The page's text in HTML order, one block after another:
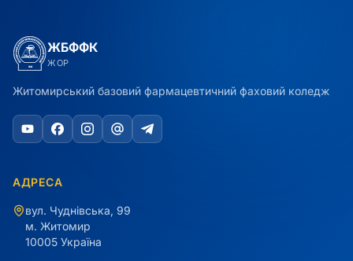
ЖБФФК
ЖОР
Житомирський базовий фармацевтичний фаховий коледж
АДРЕСА
вул. Чуднівська, 99
м. Житомир
10005 Україна